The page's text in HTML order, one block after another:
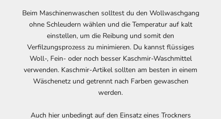
Beim Maschinenwaschen solltest du den Wollwaschgang
ohne Schleudern wählen und die Temperatur auf kalt
einstellen, um die Reibung und somit den
Verfilzungsprozess zu minimieren. Du kannst flüssiges
Woll-, Fein- oder noch besser Kaschmir-Waschmittel
verwenden. Kaschmir-Artikel sollten am besten in einem
Wäschenetz und getrennt nach Farben gewaschen
werden.
Auch hier unbedingt auf den Einsatz eines Trockners